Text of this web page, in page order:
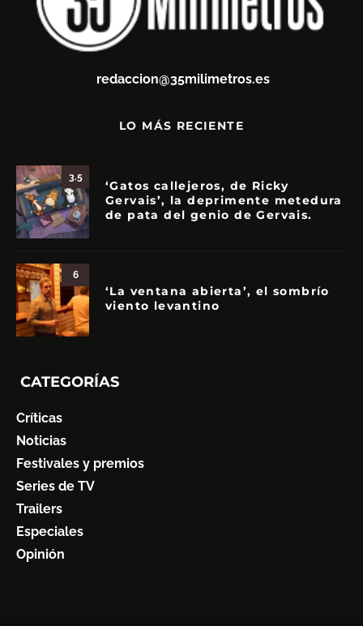
redaccion@35milimetros.es
LO MÁS RECIENTE
3.5
‘Gatos callejeros, de Ricky
Gervais’, la deprimente metedura
de pata del genio de Gervais.
6
‘La ventana abierta’, el sombrío
viento levantino
CATEGORÍAS
Críticas
Noticias
Festivales y premios
Series de TV
Trailers
Especiales
Opinión